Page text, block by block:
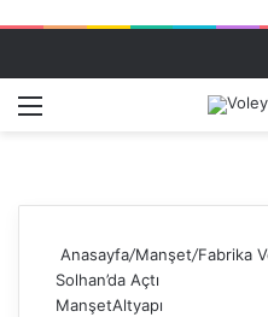
Anasayfa/Manşet/Fabrika
Solhan’da Açtı
ManşetAltyapı